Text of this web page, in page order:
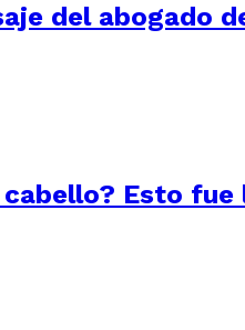
del abogado
Esto fue